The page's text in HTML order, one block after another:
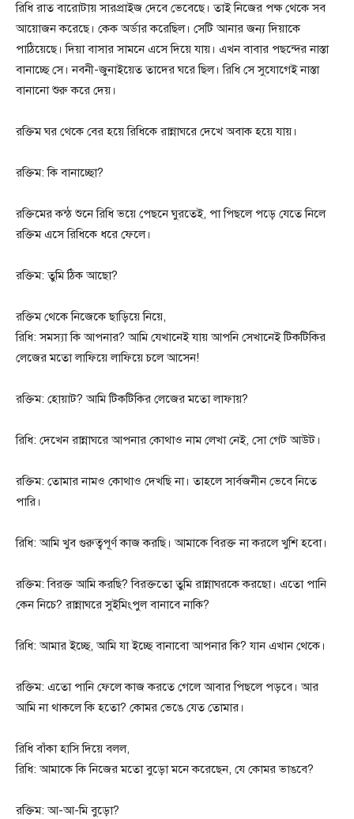
রিধি রাত বারোটায় সারপ্রাইজ দেবে ভেবেছে। তাই নিজের পক্ষ থেকে সব
আয়োজন করেছে। কেক অর্ডার করেছিল। সেটি আনার জন্য দিয়াকে
পাঠিয়েছে। দিয়া বাসার সামনে এসে দিয়ে যায়। এখন বাবার পছন্দের নাস্তা
বানাচ্ছে সে। নবনী-জুনাইয়েত তাদের ঘরে ছিল। রিধি সে সুযোগেই নাস্তা
বানানো শুরু করে দেয়।
রক্তিম ঘর থেকে বের হয়ে রিধিকে রান্নাঘরে দেখে অবাক হয়ে যায়।
রক্তিম: কি বানাচ্ছো?
রক্তিমের কন্ঠ শুনে রিধি ভয়ে পেছনে ঘুরতেই, পা পিছলে পড়ে যেতে নিলে
রক্তিম এসে রিধিকে ধরে ফেলে।
রক্তিম: তুমি ঠিক আছো?
রক্তিম থেকে নিজেকে ছাড়িয়ে নিয়ে,
রিধি: সমস্যা কি আপনার? আমি যেখানেই যায় আপনি সেখানেই টিকটিকির
লেজের মতো লাফিয়ে লাফিয়ে চলে আসেন!
রক্তিম: হোয়াট? আমি টিকটিকির লেজের মতো লাফায়?
রিধি: দেখেন রান্নাঘরে আপনার কোথাও নাম লেখা নেই, সো গেট আউট।
রক্তিম: তোমার নামও কোথাও দেখছি না। তাহলে সার্বজনীন ভেবে নিতে
পারি।
রিধি: আমি খুব গুরুত্বপূর্ণ কাজ করছি। আমাকে বিরক্ত না করলে খুশি হবো।
রক্তিম: বিরক্ত আমি করছি? বিরক্ততো তুমি রান্নাঘরকে করছো। এতো পানি
কেন নিচে? রান্নাঘরে সুইমিংপুল বানাবে নাকি?
রিধি: আমার ইচ্ছে, আমি যা ইচ্ছে বানাবো আপনার কি? যান এখান থেকে।
রক্তিম: এতো পানি ফেলে কাজ করতে গেলে আবার পিছলে পড়বে। আর
আমি না থাকলে কি হতো? কোমর ভেঙে যেত তোমার।
রিধি বাঁকা হাসি দিয়ে বলল,
রিধি: আমাকে কি নিজের মতো বুড়ো মনে করেছেন, যে কোমর ভাঙবে?
রক্তিম: আ-আ-মি বুড়ো?